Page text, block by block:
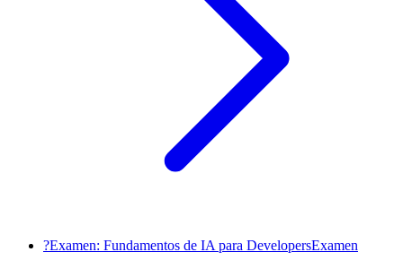
?Examen: Fundamentos de IA para DevelopersExamen